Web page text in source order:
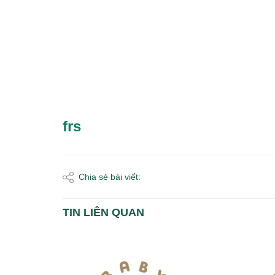
frs
Chia sẻ bài viết:
TIN LIÊN QUAN